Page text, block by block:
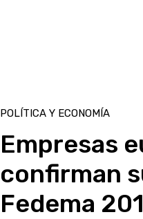
POLÍTICA Y ECONOMÍA
Empresas
confirman
Fedema